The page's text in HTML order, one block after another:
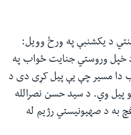
د یکشنبې په ورځ وویل:
خپل وروستي جنایت ځواب په
دا مسیر چې یې پیل کړی دی د
پیل وي. د سید حسن نصرالله
به د صهیونیستي رژیم له